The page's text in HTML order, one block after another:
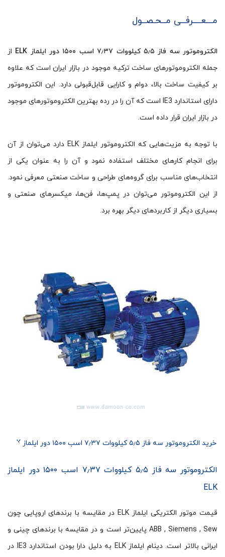
مـــعــــرفــی مــحـصــول
الکتروموتور سه فاز ۵٫۵ کیلووات ۷٫۳۷ اسب ۱۵۰۰ دور ایلماز ELK
از
جمله الکتروموتورهای ساخت ترکیه موجود در بازار ایران است که علاوه
بر کیفیت ساخت بالا، دوام و کارایی قابل‌قبولی دارد. این الکتروموتور
دارای استاندارد IE3 است که آن را در رده بهترین الکتروموتورهای موجود
در بازار ایران قرار داده است.
با توجه به مزیت‌هایی که الکتروموتور ایلماز ELK دارد می‌توان از آن
برای انجام کارهای مختلف استفاده نمود و آن را به عنوان یکی از
انتخاب‌های مناسب برای گروه‌های طراحی و ساخت صنعتی معرفی نمود.
از این الکتروموتور می‌توان در پمپ‌ها، فن‌ها، میکسرهای صنعتی و
بسیاری دیگر از کاربردهای دیگر بهره برد.
خرید الکتروموتور سه فاز ۵٫۵ کیلووات ۷٫۳۷ اسب ۱۵۰۰ دور ایلماز ELK
الکتروموتور سه فاز ۵٫۵ کیلووات ۷٫۳۷ اسب ۱۵۰۰ دور ایلماز
ELK
قیمت موتور الکتریکی ایلماز ELK در مقایسه با برندهای اروپایی چون
ABB , Siemens , Sew پایین‌تر است و در مقایسه با برندهای چینی و
ایرانی بالاتر است. دینام ایلماز ELK به دلیل دارا بودن استاندارد IE3 در